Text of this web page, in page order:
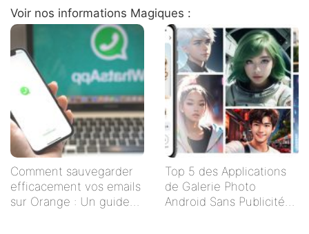
Voir nos informations Magiques :
Comment sauvegarder
efficacement vos emails
sur Orange : Un guide
Top 5 des Applications
de Galerie Photo
Android Sans Publicités